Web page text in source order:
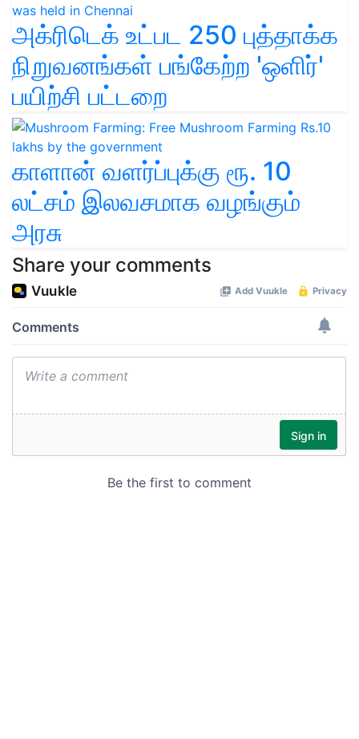
அக்ரிடெக் உட்பட 250 புத்தாக்க
நிறுவனங்கள் பங்கேற்ற 'ஒளிர்'
பயிற்சி பட்டறை
காளான் வளர்ப்புக்கு ரூ. 10
லட்சம் இலவசமாக வழங்கும்
அரசு
Share your comments